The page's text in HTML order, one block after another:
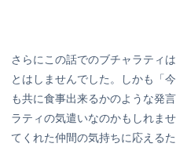
さらにこの話でのブチャラティ
とはしませんでした。しかも「
も共に食事出来るかのような発
ラティの気遣いなのかもしれま
てくれた仲間の気持ちに応えるた